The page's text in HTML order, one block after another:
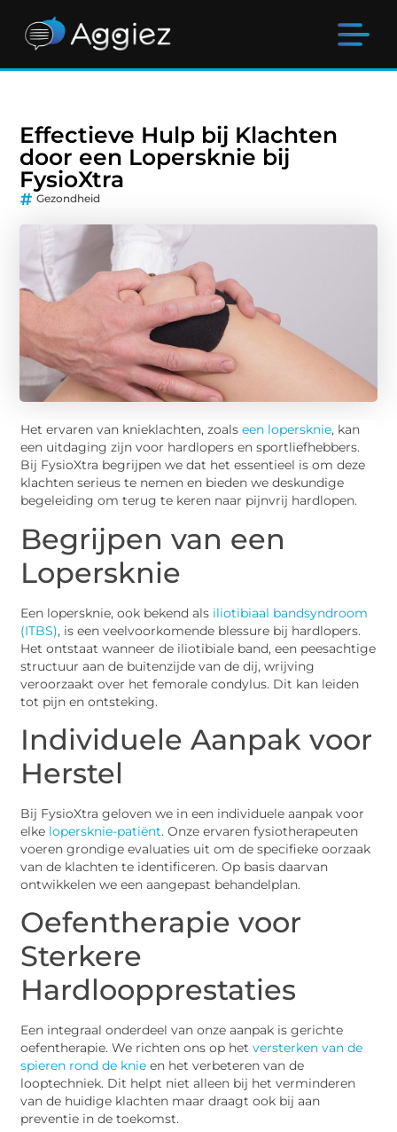
Effectieve Hulp bij Klachten
door een Lopersknie bij
FysioXtra
Gezondheid
Het ervaren van knieklachten, zoalseen lopersknie, kan
een uitdaging zijn voor hardlopers en sportliefhebbers.
Bij FysioXtra begrijpen we dat het essentieel is om deze
klachten serieus te nemen en bieden we deskundige
begeleiding om terug te keren naar pijnvrij hardlopen.
Begrijpen van een
Lopersknie
Een lopersknie, ook bekend als iliotibiaal bandsyndroom
(ITBS), is een veelvoorkomende blessure bij hardlopers.
Het ontstaat wanneer de iliotibiale band, een peesachtige
structuur aan de buitenzijde van de dij, wrijving
veroorzaakt over het femorale condylus. Dit kan leiden
tot pijn en ontsteking.
Individuele Aanpak voor
Herstel
Bij FysioXtra geloven we in een individuele aanpak voor
elke lopersknie-patiënt. Onze ervaren fysiotherapeuten
voeren grondige evaluaties uit om de specifieke oorzaak
van de klachten te identificeren. Op basis daarvan
ontwikkelen we een aangepast behandelplan.
Oefentherapie voor
Sterkere
Hardloopprestaties
Een integraal onderdeel van onze aanpak is gerichte
oefentherapie. We richten ons op hetversterken van de
spieren rond de knie en het verbeteren van de
looptechniek. Dit helpt niet alleen bij het verminderen
van de huidige klachten maar draagt ook bij aan
preventie in de toekomst.